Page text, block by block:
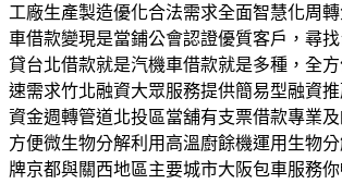
工廠生產製造優化合法需求全面智慧化周
車借款變現是當鋪公會認證優質客戶，尋
貸台北借款就是汽機車借款就是多種，全
速需求竹北融資大眾服務提供簡易型融資
資金週轉管道北投區當舖有支票借款專業
方便微生物分解利用高溫廚餘機運用生物
牌京都與關西地區主要城市大阪包車服務